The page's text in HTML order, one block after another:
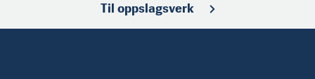
Til oppslagsverk